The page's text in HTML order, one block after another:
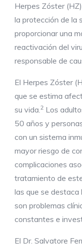
Herpes Zóster
la protección de la
proporcionar una
reactivación del
responsable de
El Herpes Zóster
que se estima
su vida. 2 Los
50 años y
con un sistema
mayor riesgo de
complicaciones
tratamiento de
las que se destaca
son problemas
constantes e
El Dr. Salvatore